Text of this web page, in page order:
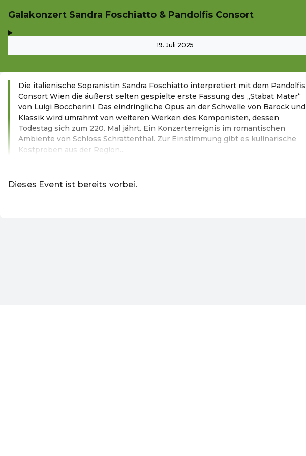
Galakonzert Sandra Foschiatto & Pandolfis Consort
19. Juli 2025
Die italienische Sopranistin Sandra Foschiatto interpretiert mit dem Pandolfis
Consort Wien die äußerst selten gespielte erste Fassung des „Stabat Mater“
von Luigi Boccherini. Das eindringliche Opus an der Schwelle von Barock und
Klassik wird umrahmt von weiteren Werken des Komponisten, dessen
Todestag sich zum 220. Mal jährt. Ein Konzerterreignis im romantischen
Ambiente von Schloss Schrattenthal. Zur Einstimmung gibt es kulinarische
Kostproben aus der Region...
Dieses Event ist bereits vorbei.